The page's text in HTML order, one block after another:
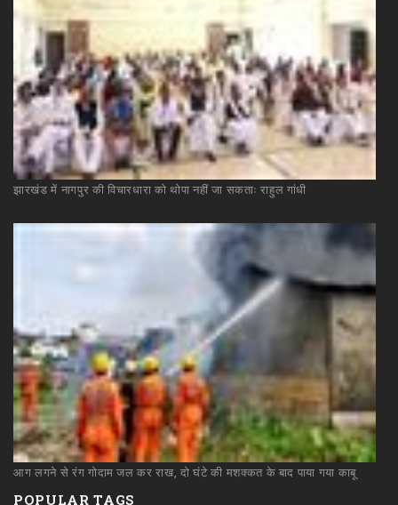
झारखंड में नागपुर की विचारधारा को थोपा नहीं जा सकताः राहुल गांधी
आग लगने से रंग गोदाम जल कर राख, दो घंटे की मशक्कत के बाद पाया गया काबू
POPULAR TAGS